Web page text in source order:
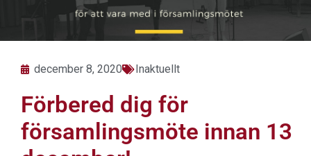
december 8, 2020 Inaktuellt
Förbered dig för
församlingsmöte innan 13